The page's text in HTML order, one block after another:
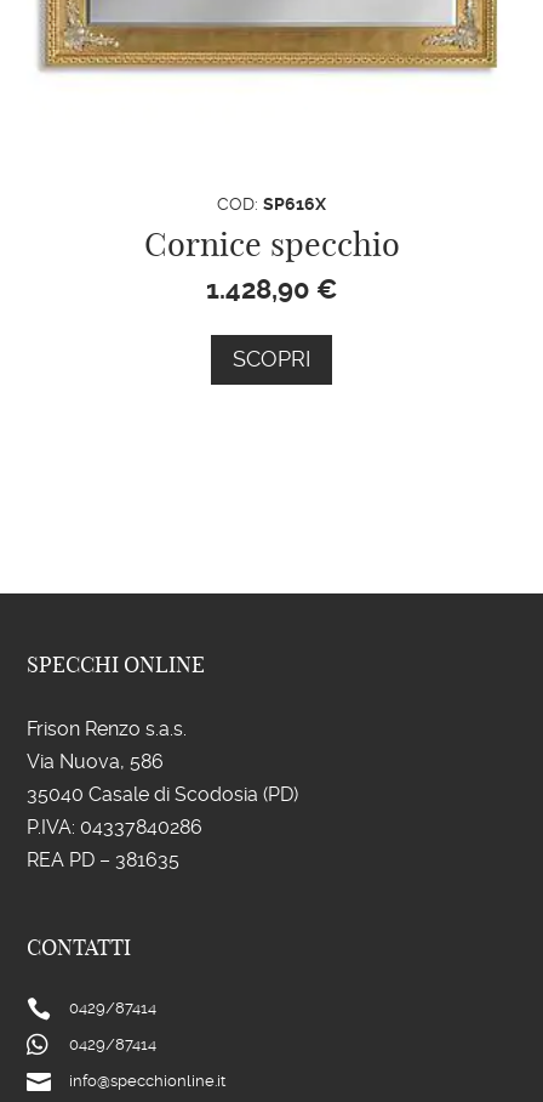
COD: SP616X
Cornice specchio
1.428,90 €
SCOPRI
SPECCHI ONLINE
Frison Renzo s.a.s.
Via Nuova, 586
35040 Casale di Scodosia (PD)
P.IVA: 04337840286
REA PD – 381635
CONTATTI
 0429/87414
 0429/87414
 info@specchionline.it